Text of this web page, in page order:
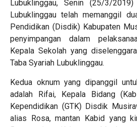
Lubuklinggau, Senin (25/3/
Lubuklinggau telah memanggil
Pendidikan (Disdik) Kabupaten
penyimpangan dalam
Kepala Sekolah yang
Taba Syariah Lubuklinggau.
Kedua oknum yang dipanggil
adalah Rifai, Kepala Bidang
Kependidikan (GTK) Disdik
alias Rosa, mantan Kabid yang